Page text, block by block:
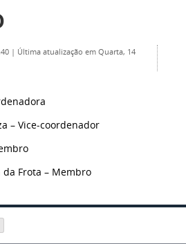
| Última atualização em Quarta, 14
– Vice-coordenador
Frota – Membro